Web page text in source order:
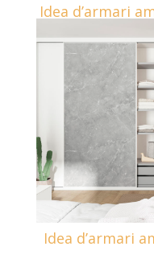
Idea d’armari
Idea d’armari